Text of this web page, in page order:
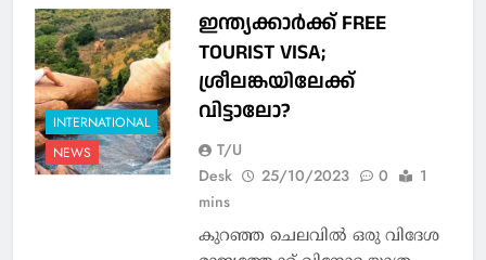
INTERNATIONAL
NEWS
ഇന്ത്യക്കാര്‍ക്ക് FREE
TOURIST VISA;
ശ്രീലങ്കയിലേക്ക്
വിട്ടാലോ?
T/U
Desk
25/10/2023 0
1
mins
കുറഞ്ഞ ചെലവില്‍ ഒരു വിദേശ